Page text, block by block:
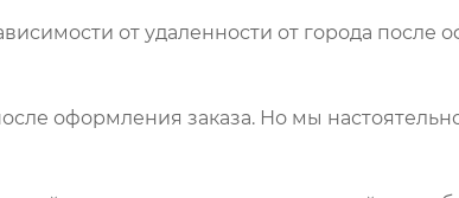
от удаленности от города после
оформления заказа. Но мы